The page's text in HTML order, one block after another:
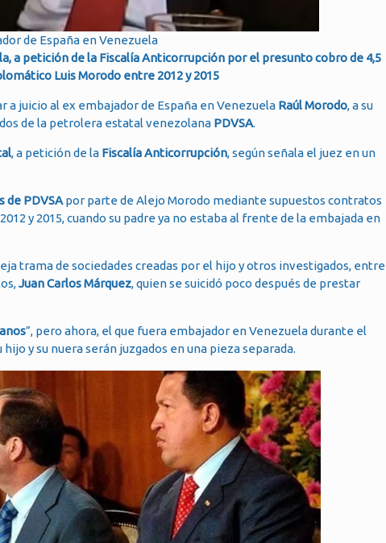
de España en Venezuela
a petición de la Fiscalía Anticorrupción por el presunto cobro de 4,5
Luis Morodo entre 2012 y 2015
juicio al ex embajador de España en Venezuela Raúl Morodo, a su
de la petrolera estatal venezolana PDVSA.
, a petición de la Fiscalía Anticorrupción, según señala el juez en un
de PDVSA por parte de Alejo Morodo mediante supuestos contratos
y 2015, cuando su padre ya no estaba al frente de la embajada en
trama de sociedades creadas por el hijo y otros investigados, entre
Juan Carlos Márquez, quien se suicidó poco después de prestar
”, pero ahora, el que fuera embajador en Venezuela durante el
hijo y su nuera serán juzgados en una pieza separada.